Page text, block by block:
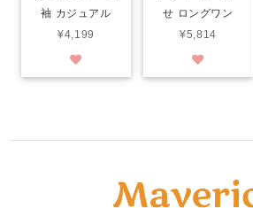
袖 カジュアル
¥4,199
せ ロングワン
¥5,814